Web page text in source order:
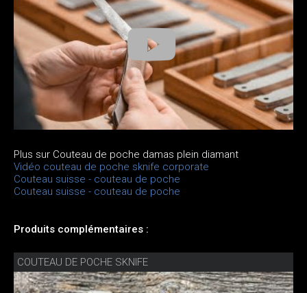
Plus sur Couteau de poche damas plein diamant
Vidéo couteau de poche sknife corporate
Couteau suisse - couteau de poche
Couteau suisse - couteau de poche
Produits complémentaires :
COUTEAU DE POCHE SKNIFE